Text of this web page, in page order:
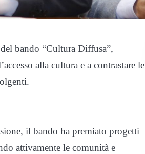
bando “Cultura Diffusa”,
alla cultura e a contrastare le
il bando ha premiato progetti
attivamente le comunità e